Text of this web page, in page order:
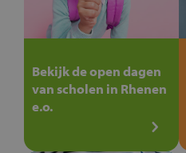
Bekijk de open dagen
van scholen in Rhenen
e.o.